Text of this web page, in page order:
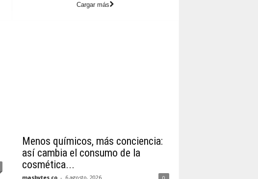
Cargar más
Menos químicos, más conciencia:
así cambia el consumo de la
cosmética...
masbytes.co - 6 agosto, 2026